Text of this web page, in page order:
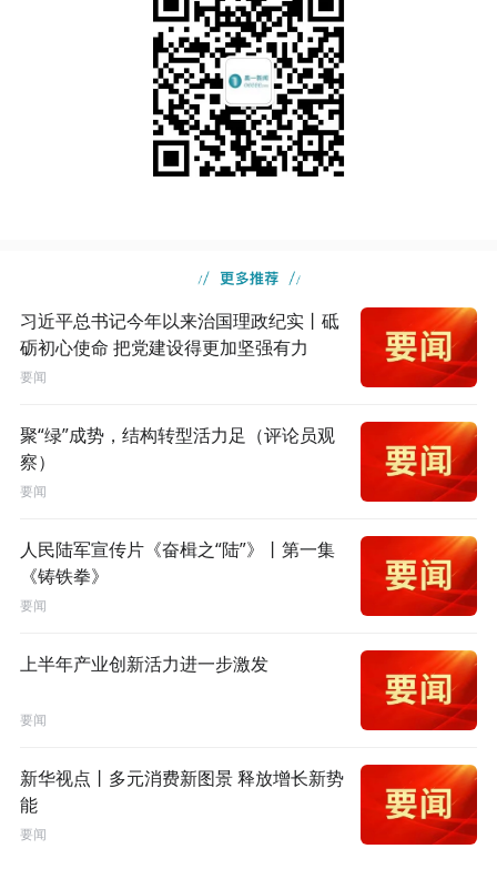
习近平总书记今年以来治国理政纪实丨砥
砺初心使命 把党建设得更加坚强有力
要闻
聚“绿”成势，结构转型活力足（评论员观
察）
要闻
人民陆军宣传片《奋楫之“陆”》丨第一集
《铸铁拳》
要闻
上半年产业创新活力进一步激发
要闻
新华视点丨多元消费新图景 释放增长新势
能
要闻